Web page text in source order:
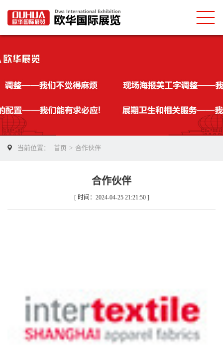
当前位置： 首页 > 合作伙伴
合作伙伴
[ 时间：2024-04-25 21:21:50 ]